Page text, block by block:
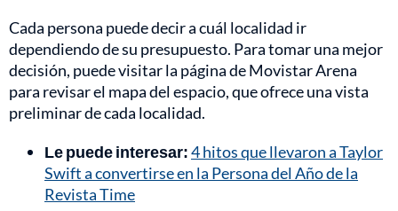
Cada persona puede decir a cuál localidad ir
dependiendo de su presupuesto. Para tomar una mejor
decisión, puede visitar la página de Movistar Arena
para revisar el mapa del espacio, que ofrece una vista
preliminar de cada localidad.
Le puede interesar:4 hitos que llevaron a Taylor
Swift a convertirse en la Persona del Año de la
Revista Time